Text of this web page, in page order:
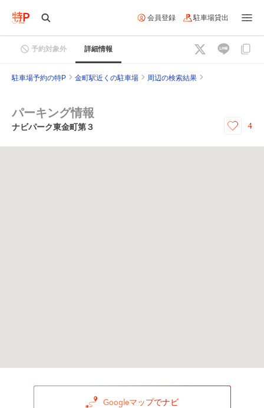
会員登録 駐車場貸出
予約対象外 詳細情報
駐車場予約の特P 金町駅近くの駐車場 周辺の検索結果
パーキング情報
ナビパーク東金町第３ 4
Googleマップでナビ